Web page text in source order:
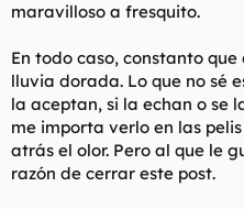
maravilloso a fresquito.
En todo caso, constanto
lluvia dorada. Lo que no sé
la aceptan, si la echan o se
me importa verlo en las
atrás el olor. Pero al que le
razón de cerrar este post.